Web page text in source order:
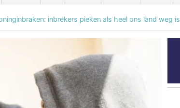
inbrekers pieken als heel ons land weg is